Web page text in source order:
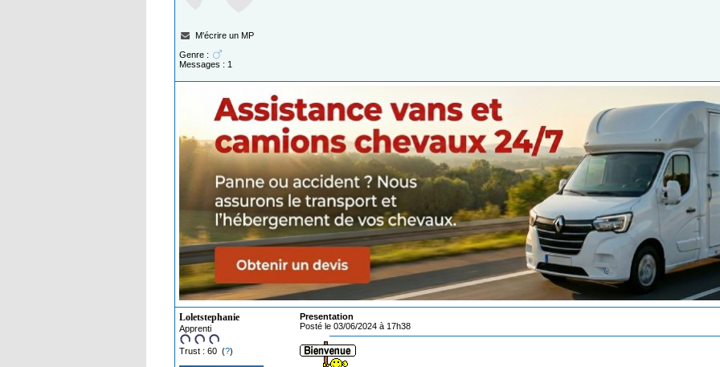
M'écrire un MP
Genre :
Messages : 1
Loletstephanie
Apprenti
Trust : 60 (?)
Presentation
Posté le 03/06/2024 à 17h38